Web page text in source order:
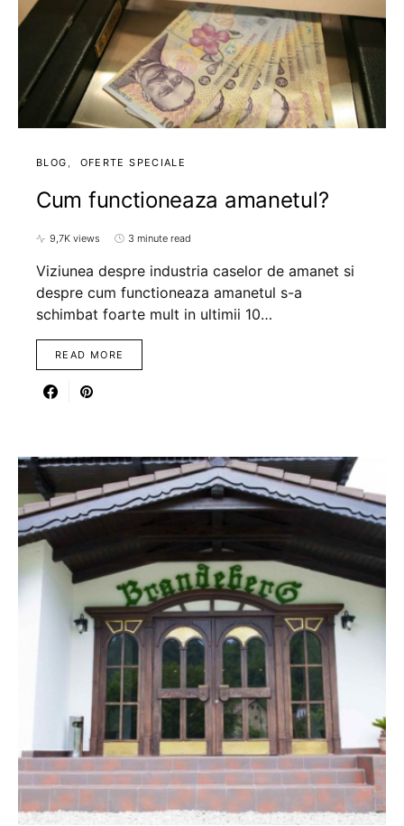
BLOG OFERTE SPECIALE
Cum functioneaza amanetul?
9,7K views 3 minute read
Viziunea despre industria caselor de amanet si
despre cum functioneaza amanetul s-a
schimbat foarte mult in ultimii 10…
READ MORE